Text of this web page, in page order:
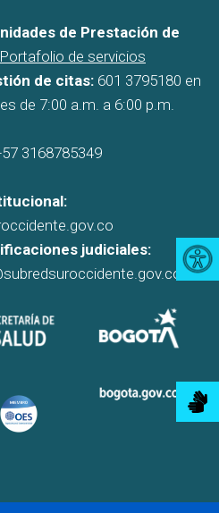
de Prestación de
de servicios
de citas: 601 3795180 en
de 7:00 a.m. a 6:00 p.m.
3168785349
judiciales: